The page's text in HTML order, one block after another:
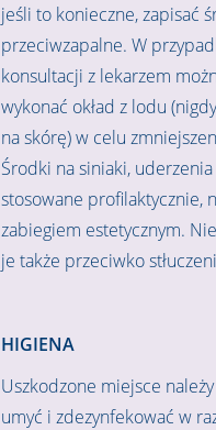
jeśli to konieczne, zapisać
przeciwzapalne. W
konsultacji z lekarzem
wykonać okład z lodu
na skórę) w celu
Środki na siniaki,
stosowane profilaktycznie,
zabiegiem estetycznym.
je także przeciwko
HIGIENA
Uszkodzone miejsce
umyć i zdezynfekować w